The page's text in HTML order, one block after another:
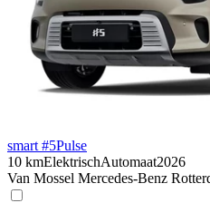
smart #5Pulse
10 kmElektrischAutomaat2026
Van Mossel Mercedes-Benz